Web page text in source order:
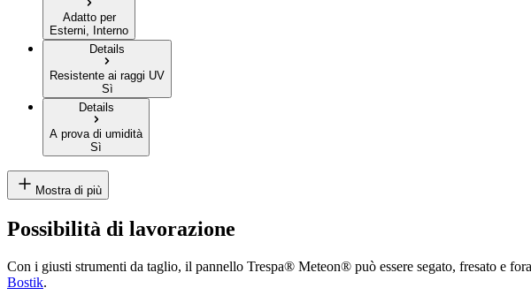
Adatto per
Esterni, Interno
Details
Resistente ai raggi UV
Sì
Details
A prova di umidità
Sì
Mostra di più
Possibilità di lavorazione
Con i giusti strumenti da taglio, il pannello Trespa® Meteon® può essere segato, fresato e
Bostik.